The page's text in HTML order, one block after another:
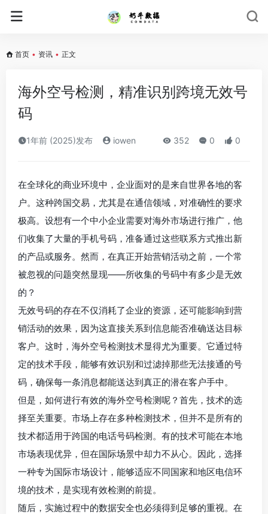
首页 • 资讯 • 正文
海外空号检测，精准识别跨境无效号
码
1年前 (2025)发布 iowen 352 0 0
在全球化的商业环境中，企业面对的是来自世界各地的客
户。这种跨国交易，尤其是在通信领域，对准确性的要求
极高。设想有一个中小企业需要对海外市场进行推广，他
们收集了大量的手机号码，准备通过这些联系方式推出新
的产品或服务。然而，在真正开始营销活动之前，一个常
被忽视的问题突然显现——所收集的号码中有多少是无效
的？
无效号码的存在不仅消耗了企业的资源，还可能影响到营
销活动的效果，因为这直接关系到信息能否准确送达目标
客户。这时，海外空号检测技术显得尤为重要。它通过特
定的技术手段，能够有效识别和过滤掉那些无法接通的号
码，确保每一条消息都能送达到真正的潜在客户手中。
但是，如何进行有效的海外空号检测呢？首先，技术的选
择至关重要。市场上存在多种检测技术，但并不是所有的
技术都适用于跨国的电话号码检测。有的技术可能在本地
市场表现优异，但在国际场景中却力不从心。因此，选择
一种专为国际市场设计，能够适应不同国家和地区电信环
境的技术，是实现有效检测的前提。
随后，实施过程中的数据安全也必须得到足够的重视。在